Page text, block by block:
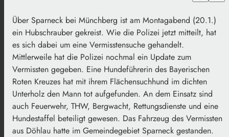
Über Sparneck bei Münchberg ist am Montagabend (20.1.)
ein Hubschrauber gekreist. Wie die Polizei jetzt mitteilt, hat
es sich dabei um eine Vermisstensuche gehandelt.
Mittlerweile hat die Polizei nochmal ein Update zum
Vermissten gegeben. Eine Hundeführerin des Bayerischen
Roten Kreuzes hat mit ihrem Flächensuchhund im dichten
Unterholz den Mann tot aufgefunden. An dem Einsatz sind
auch Feuerwehr, THW, Bergwacht, Rettungsdienste und eine
Hundestaffel beteiligt gewesen. Das Fahrzeug des Vermissten
aus Döhlau hatte im Gemeindegebiet Sparneck gestanden.